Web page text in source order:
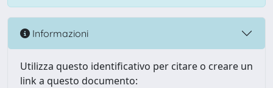
Informazioni
Utilizza questo identificativo per citare o creare un
link a questo documento: